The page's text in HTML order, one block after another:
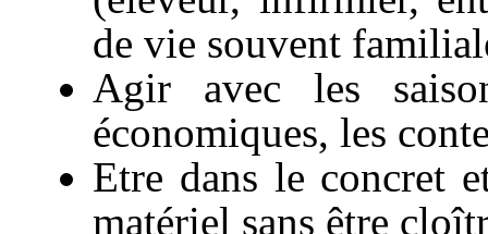
de vie souvent
Agir avec les
économiques, les
Etre dans le concret
matériel sans être